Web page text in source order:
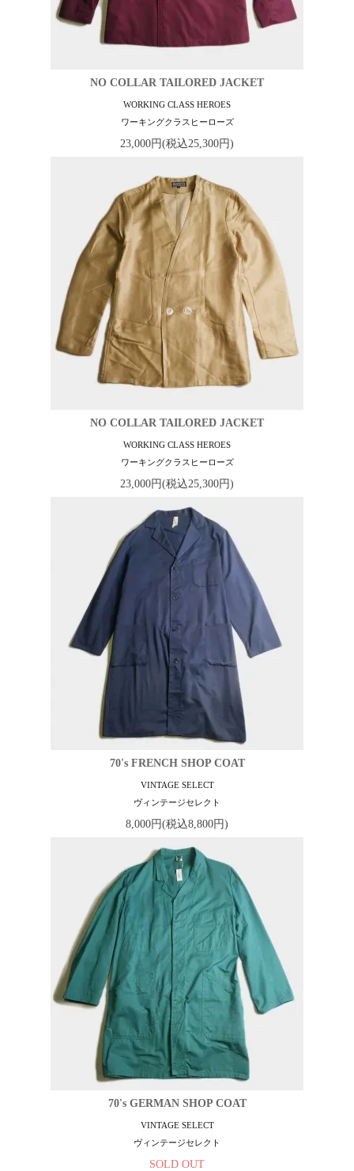
NO COLLAR TAILORED JACKET
WORKING CLASS HEROES
ワーキングクラスヒーローズ
23,000円(税込25,300円)
NO COLLAR TAILORED JACKET
WORKING CLASS HEROES
ワーキングクラスヒーローズ
23,000円(税込25,300円)
70's FRENCH SHOP COAT
VINTAGE SELECT
ヴィンテージセレクト
8,000円(税込8,800円)
70's GERMAN SHOP COAT
VINTAGE SELECT
ヴィンテージセレクト
SOLD OUT